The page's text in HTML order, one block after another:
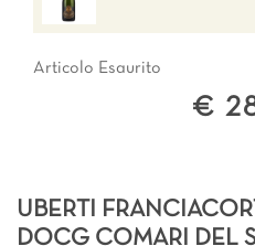
Articolo Esaurito
€
UBERTI
DOCG COMARI DEL